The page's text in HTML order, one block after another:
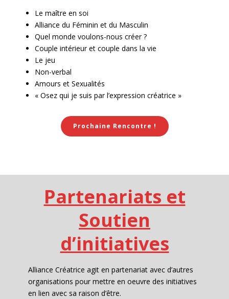
Le maître en soi
Alliance du Féminin et du Masculin
Quel monde voulons-nous créer ?
Couple intérieur et couple dans la vie
Le jeu
Non-verbal
Amours et Sexualités
« Osez qui je suis par l’expression créatrice »
Prochaine Rencontre !
Partenariats et
Soutien
d’initiatives
Alliance Créatrice agit en partenariat avec d’autres
organisations pour mettre en oeuvre des initiatives
en lien avec sa raison d’être.